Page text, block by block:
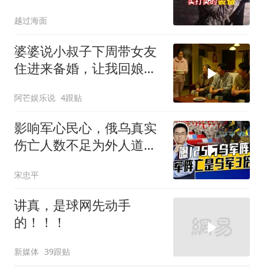
越过海面
婆婆说小叔子下周带女友
住进来备婚，让我回娘家
阿芒娱乐说 4跟贴
影响军心民心，俄乌真实
伤亡人数不足为外人道，
宋忠平
讲真，是球网先动手
的！！！
新媒体 39跟贴